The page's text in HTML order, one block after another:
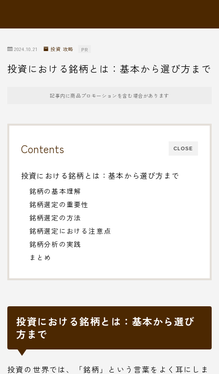
2024.10.21 投資 攻略 PR
投資における銘柄とは：基本から選び方まで
記事内に商品プロモーションを含む場合があります
CLOSE
Contents
投資における銘柄とは：基本から選び方まで
銘柄の基本理解
銘柄選定の重要性
銘柄選定の方法
銘柄選定における注意点
銘柄分析の実践
まとめ
投資における銘柄とは：基本から選び
方まで
投資の世界では、「銘柄」という言葉をよく耳にしま